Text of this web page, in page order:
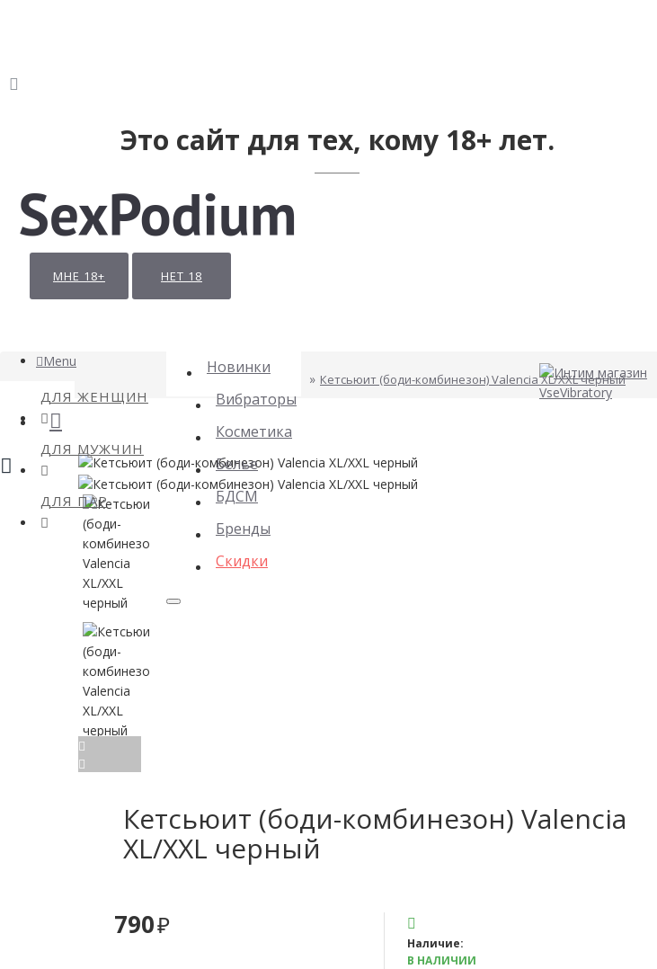
Это сайт для тех, кому 18+ лет.
МНЕ 18+ НЕТ 18
Menu
ДЛЯ ЖЕНЩИН
ДЛЯ МУЖЧИН
ДЛЯ ПАР
Новинки
Вибраторы
Косметика
Белье
БДСМ
Бренды
Скидки
Кетсьюит (боди-комбинезон) Valencia XL/XXL черный
Кетсьюит (боди-комбинезон) Valencia
XL/XXL черный
790
Наличие:
В НАЛИЧИИ